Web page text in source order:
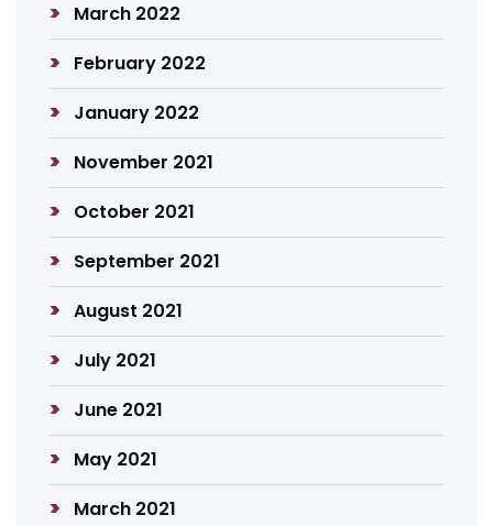
March 2022
February 2022
January 2022
November 2021
October 2021
September 2021
August 2021
July 2021
June 2021
May 2021
March 2021